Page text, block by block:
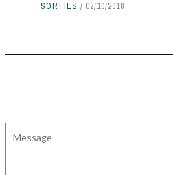
SORTIES
02/10/2018